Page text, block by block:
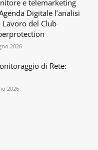
e telemarketing
Digitale l’analisi
del Club
2026
di Rete:
2026